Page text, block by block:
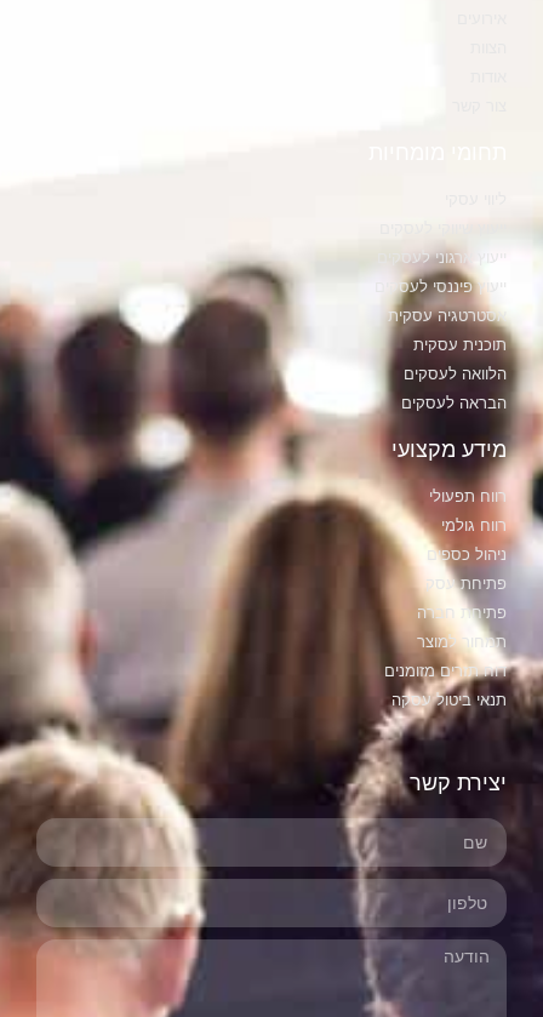
ייעוץ ארגוני לעסקים
ייעוץ פיננסי לעסקים
אסטרטגיה עסקית
תוכנית עסקית
הלוואה לעסקים
הבראה לעסקים
מידע מקצועי
רווח תפעולי
רווח גולמי
ניהול כספים
פתיחת עסק
פתיחת חברה
תמחור למוצר
דוח תזרים מזומנים
תנאי ביטול עסקה
יצירת קשר